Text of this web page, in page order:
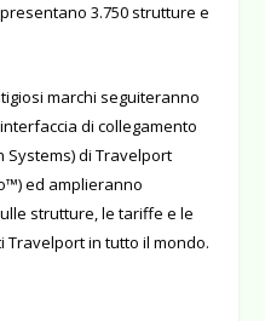
3.750 strutture e
marchi seguiteranno
di collegamento
Systems) di Travelport
ed amplieranno
strutture, le tariffe e le
in tutto il mondo.